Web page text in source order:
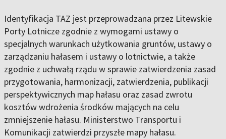
Identyfikacja TAZ jest przeprowadzana przez Litewskie
Porty Lotnicze zgodnie z wymogami ustawy o
specjalnych warunkach użytkowania gruntów, ustawy o
zarządzaniu hałasem i ustawy o lotnictwie, a także
zgodnie z uchwałą rządu w sprawie zatwierdzenia zasad
przygotowania, harmonizacji, zatwierdzenia, publikacji
perspektywicznych map hałasu oraz zasad zwrotu
kosztów wdrożenia środków mających na celu
zmniejszenie hałasu. Ministerstwo Transportu i
Komunikacji zatwierdzi przyszłe mapy hałasu.